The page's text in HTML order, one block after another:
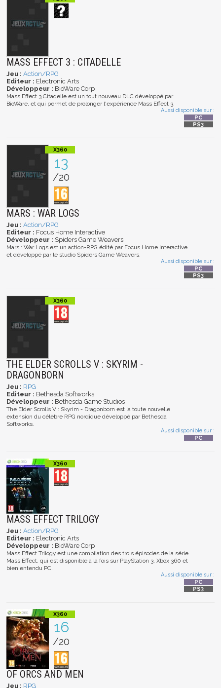
MASS EFFECT 3 : CITADELLE
Jeu : Action/RPG
Editeur : Electronic Arts
Développeur : BioWare Corp
Mass Effect 3 Citadelle est un tout nouveau DLC développé par
BioWare, et qui permet de prolonger l'expérience Mass Effect 3.
Aussi disponible sur :
13
/20
MARS : WAR LOGS
Jeu : Action/RPG
Editeur : Focus Home Interactive
Développeur : Spiders Game Weavers
Mars : War Logs est un action-RPG édité par Focus Home Interactive
et développé par le studio Spiders Game Weavers.
Aussi disponible sur :
THE ELDER SCROLLS V : SKYRIM -
DRAGONBORN
Jeu : RPG
Editeur : Bethesda Softworks
Développeur : Bethesda Game Studios
The Elder Scrolls V : Skyrim - Dragonborn est la toute nouvelle
extension du célèbre RPG nordique développé par Bethesda
Softworks.
Aussi disponible sur :
MASS EFFECT TRILOGY
Jeu : Action/RPG
Editeur : Electronic Arts
Développeur : BioWare Corp
Mass Effect Trilogy est une compilation des trois épisodes de la série
Mass Effect, qui est disponible à la fois sur PlayStation 3, Xbox 360 et
bien entendu PC.
Aussi disponible sur :
16
/20
OF ORCS AND MEN
Jeu : RPG